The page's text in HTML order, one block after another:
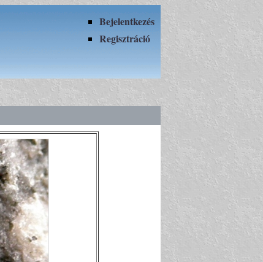
Bejelentkezés
Regisztráció